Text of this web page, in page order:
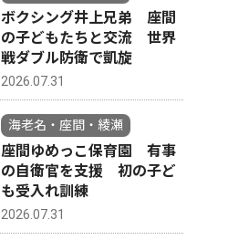
ボクシング井上兄弟 座間
の子どもたちと交流 世界
戦ダブル防衛で凱旋
2026.07.31
海老名・座間・綾瀬
座間ゆめっこ保育園 有事
の自衛官を支援 初の子ど
も受入れ訓練
2026.07.31